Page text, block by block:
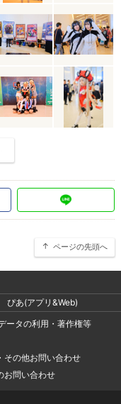
ページの先頭へ
ぴあ(アプリ&Web)
ータの利用・著作権等
その他お問い合わせ
お問い合わせ